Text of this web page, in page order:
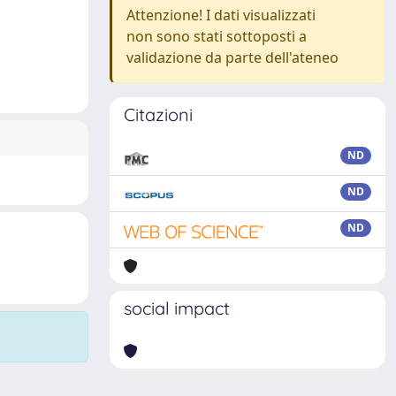
Attenzione! I dati visualizzati
non sono stati sottoposti a
validazione da parte dell'ateneo
Citazioni
ND
ND
ND
social impact